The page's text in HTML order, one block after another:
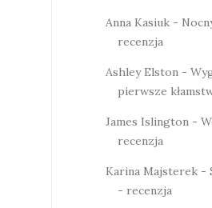
Anna Kasiuk -
recenzja
Ashley Elston -
pierwsze
James Islington -
recenzja
Karina Majsterek -
- recenzja